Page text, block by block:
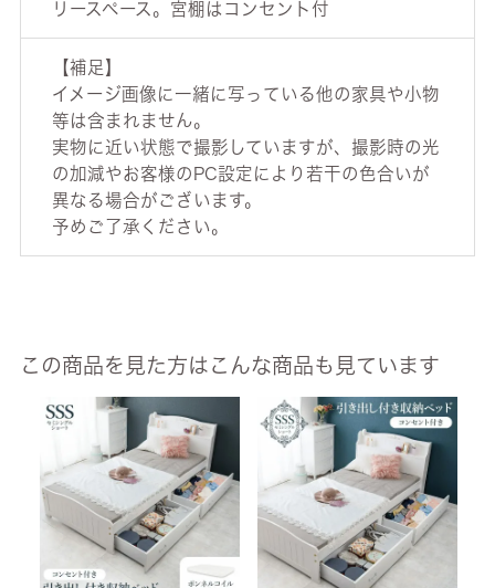
リースペース。宮棚はコンセント付
【補足】
イメージ画像に一緒に写っている他の家具や小物
等は含まれません。
実物に近い状態で撮影していますが、撮影時の光
の加減やお客様のPC設定により若干の色合いが
異なる場合がございます。
予めご了承ください。
この商品を見た方はこんな商品も見ています